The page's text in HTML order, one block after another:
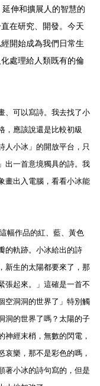
伸和擴展人的智慧的
在研究、開發。今天
開始成為我們日常生
處理給人類既有的倫
、可以寫詩。我去找了小
，應該說還是比較初級
人小冰」的開放平台，只
出一首意境獨具的詩。我
畫出入電腦，看看小冰能
幅作品的紅、藍、黃色
的軌跡。小冰給出的詩
新生的太陽都要來了，那
張起來。」這確是一首不
空洞洞的世界了」特別觸
洞的世界了嗎？太陽的子
經末梢，無數的閃電，
樂，那不是彩色的嗎，
著小冰的詩句寫的，但是